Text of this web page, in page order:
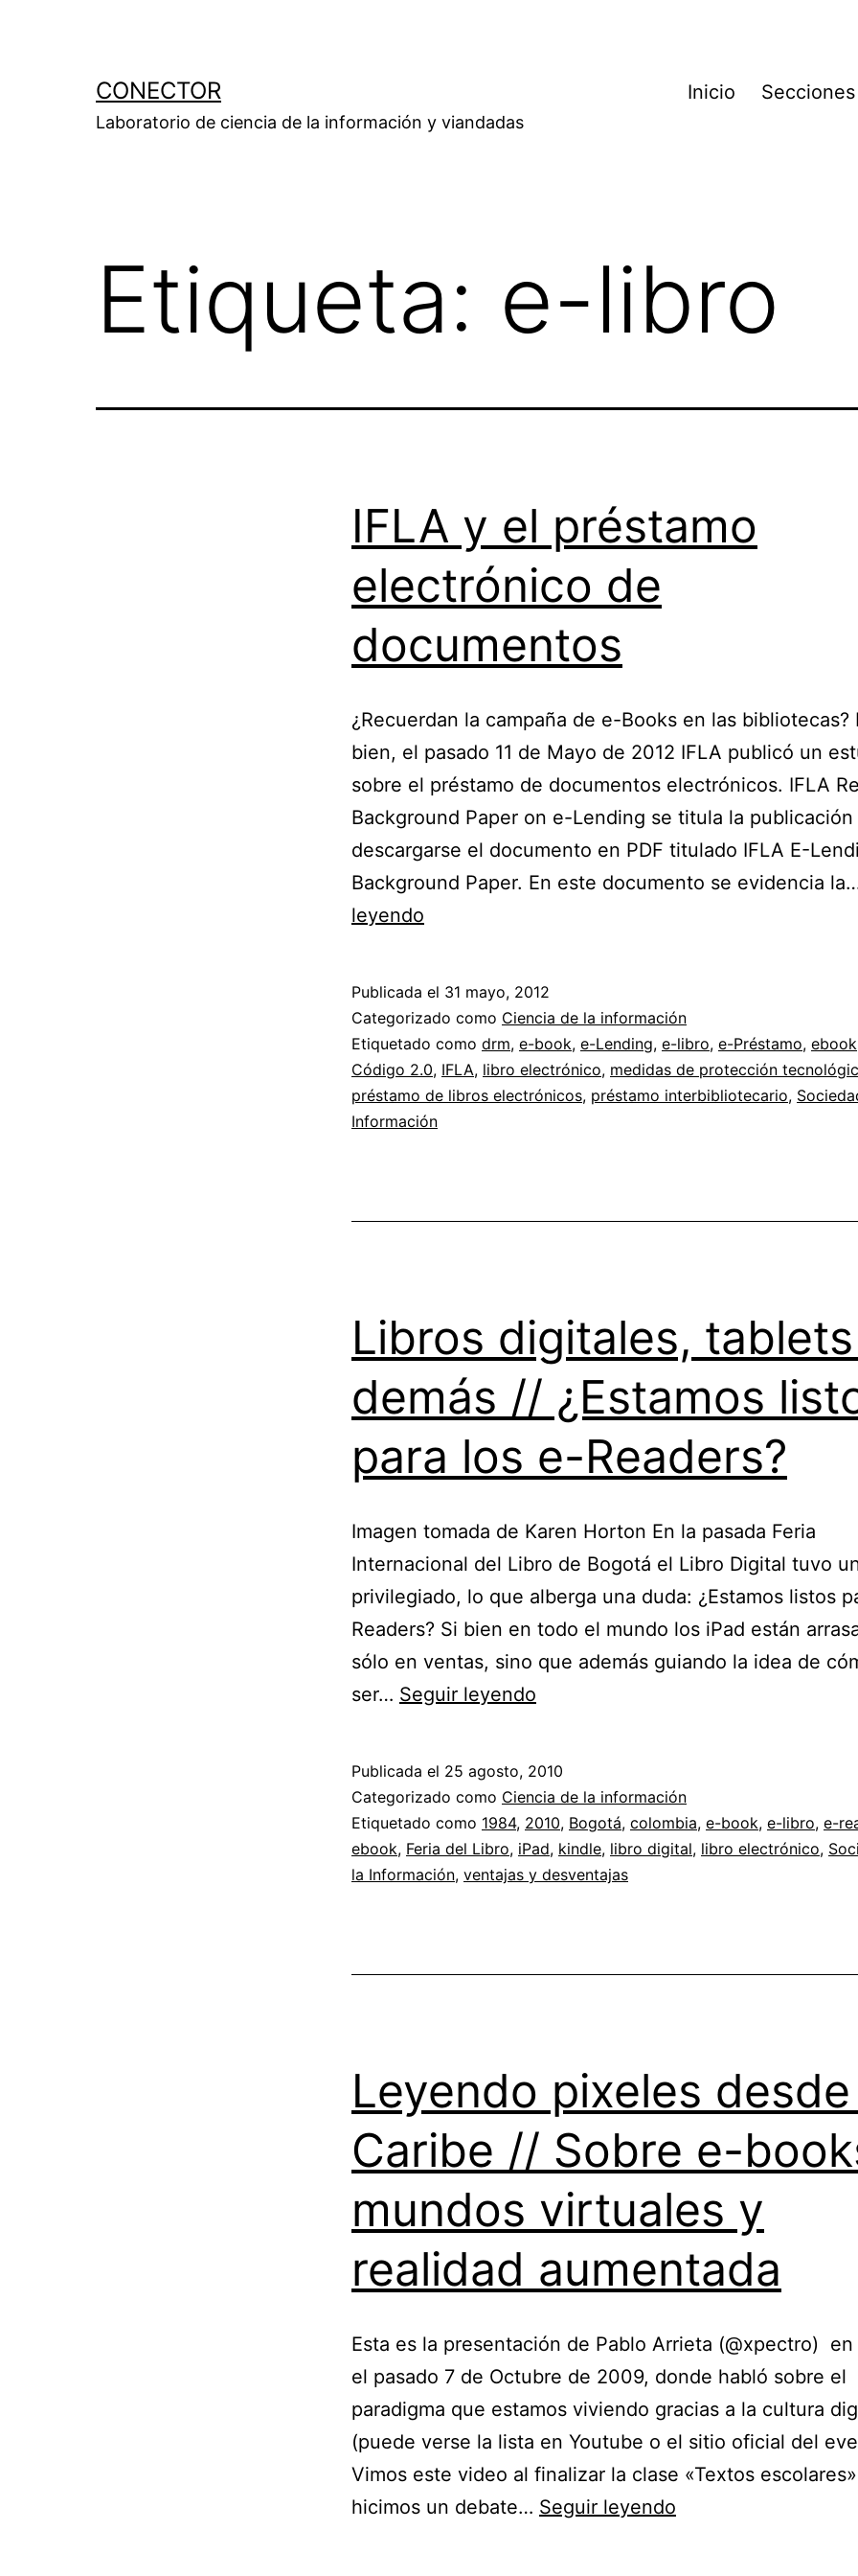
CONECTOR
Laboratorio de ciencia de la información y viandadas
Inicio Secciones
Etiqueta: e-libro
IFLA y el préstamo
electrónico de
documentos
¿Recuerdan la campaña de e-Books en las bibliotecas?
bien, el pasado 11 de Mayo de 2012 IFLA publicó un
sobre el préstamo de documentos electrónicos. IFLA
Background Paper on e-Lending se titula la
descargarse el documento en PDF titulado IFLA E-
Background Paper. En este documento se evidencia
leyendo
préstamo
electrónico
de
documentos
Publicada el 31 mayo, 2012
Categorizado como Ciencia de la información
Etiquetado como drm, e-book, e-Lending, e-libro, e-Préstamo, ebook
Código 2.0, IFLA, libro electrónico, medidas de protección
préstamo de libros electrónicos, préstamo interbibliotecario,
Información
Libros digitales,
demás // ¿Estamos
para los e-Readers?
Imagen tomada de Karen Horton En la pasada Feria
Internacional del Libro de Bogotá el Libro Digital tuvo
privilegiado, lo que alberga una duda: ¿Estamos listos
Readers? Si bien en todo el mundo los iPad están
sólo en ventas, sino que además guiando la idea de
ser… Seguir leyendo
y
demás
//
¿Estamos
Publicada el 25 agosto, 2010
Categorizado como Ciencia de la información
Etiquetado como 1984, 2010, Bogotá, colombia, e-book, e-libro, e-
ebook, Feria del Libro, iPad, kindle, libro digital, libro electrónico,
la Información, ventajas y desventajas
Leyendo pixeles
Caribe // Sobre e-
mundos virtuales y
realidad aumentada
Esta es la presentación de Pablo Arrieta (@xpectro) en
el pasado 7 de Octubre de 2009, donde habló sobre el
paradigma que estamos viviendo gracias a la cultura
(puede verse la lista en Youtube o el sitio oficial del
Vimos este video al finalizar la clase «Textos
hicimos un debate… Seguir leyendo